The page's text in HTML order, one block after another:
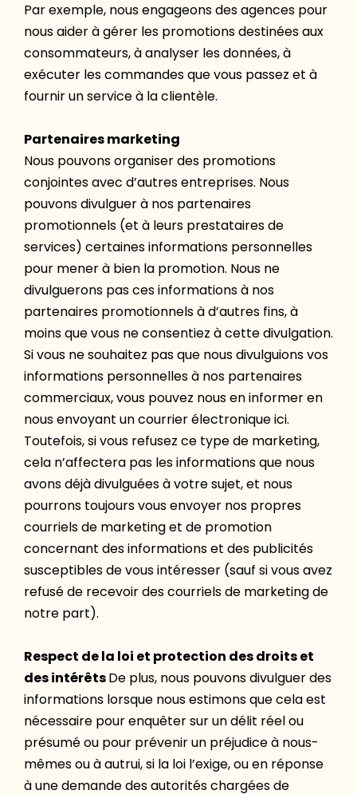
Par exemple, nous engageons des agences pour
nous aider à gérer les promotions destinées aux
consommateurs, à analyser les données, à
exécuter les commandes que vous passez et à
fournir un service à la clientèle.
Partenaires marketing
Nous pouvons organiser des promotions
conjointes avec d’autres entreprises. Nous
pouvons divulguer à nos partenaires
promotionnels (et à leurs prestataires de
services) certaines informations personnelles
pour mener à bien la promotion. Nous ne
divulguerons pas ces informations à nos
partenaires promotionnels à d’autres fins, à
moins que vous ne consentiez à cette divulgation.
Si vous ne souhaitez pas que nous divulguions vos
informations personnelles à nos partenaires
commerciaux, vous pouvez nous en informer en
nous envoyant un courrier électronique ici.
Toutefois, si vous refusez ce type de marketing,
cela n’affectera pas les informations que nous
avons déjà divulguées à votre sujet, et nous
pourrons toujours vous envoyer nos propres
courriels de marketing et de promotion
concernant des informations et des publicités
susceptibles de vous intéresser (sauf si vous avez
refusé de recevoir des courriels de marketing de
notre part).
Respect de la loi et protection des droits et
des intérêtsDe plus, nous pouvons divulguer des
informations lorsque nous estimons que cela est
nécessaire pour enquêter sur un délit réel ou
présumé ou pour prévenir un préjudice à nous-
mêmes ou à autrui, si la loi l’exige, ou en réponse
à une demande des autorités chargées de